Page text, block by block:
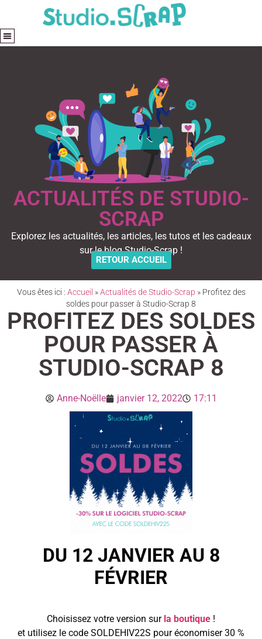
ACTUALITÉS DE STUDIO-
SCRAP
Explorez les actualités, les articles, les tutos et les cadeaux
sur le blog Studio-Scrap !
RETOUR ACCUEIL
Vous êtes ici : Accueil »Actualités de Studio-Scrap » Profitez des
soldes pour passer à Studio-Scrap 8
PROFITEZ DES SOLDES
POUR PASSER À
STUDIO-SCRAP 8
Anne-Noëlle janvier 12, 2022 17:11
DU 12 JANVIER AU 8
FÉVRIER
Choisissez votre version sur la boutique !
et utilisez le code SOLDEHIV22S pour économiser 30 %